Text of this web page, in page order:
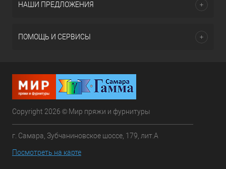
НАШИ ПРЕДЛОЖЕНИЯ
ПОМОЩЬ И СЕРВИСЫ
Copyright 2026 © Мир пряжи и фурнитуры
г. Самара, Зубчаниновское шоссе, 179, лит.А
Посмотреть на карте